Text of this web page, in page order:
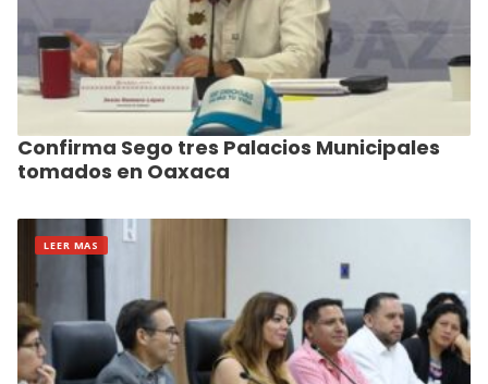
Confirma Sego tres Palacios Municipales
tomados en Oaxaca
LEER MAS